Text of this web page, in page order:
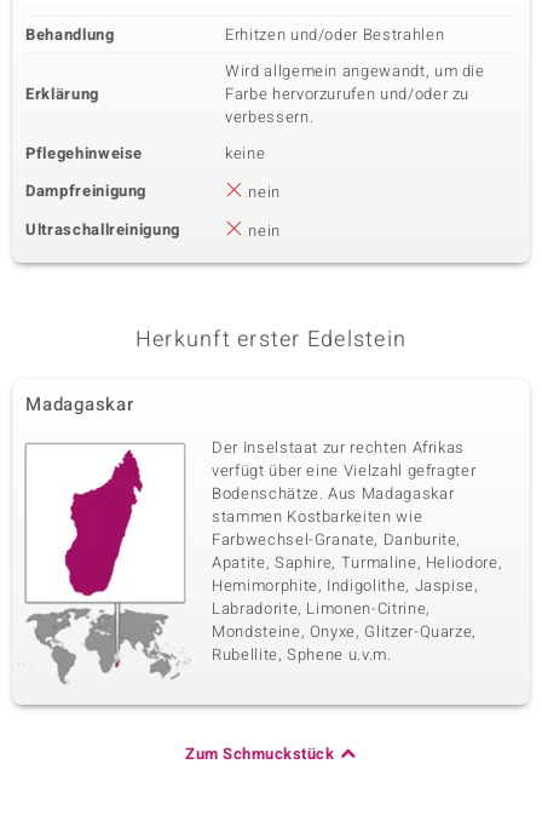
Behandlung Erhitzen und/oder Bestrahlen
Erklärung
Wird allgemein angewandt, um die
Farbe hervorzurufen und/oder zu
verbessern.
Pflegehinweise
keine
Dampfreinigung
nein
Ultraschallreinigung
nein
Herkunft erster Edelstein
Madagaskar
Der Inselstaat zur rechten Afrikas
verfügt über eine Vielzahl gefragter
Bodenschätze. Aus Madagaskar
stammen Kostbarkeiten wie
Farbwechsel-Granate, Danburite,
Apatite, Saphire, Turmaline, Heliodore,
Hemimorphite, Indigolithe, Jaspise,
Labradorite, Limonen-Citrine,
Mondsteine, Onyxe, Glitzer-Quarze,
Rubellite, Sphene u.v.m.
Zum Schmuckstück